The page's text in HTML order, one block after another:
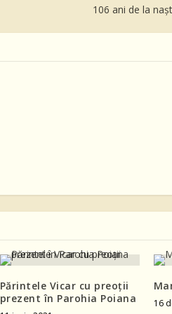
106 ani de la
Părintele Vicar cu preoții
prezent în Parohia Poiana
16